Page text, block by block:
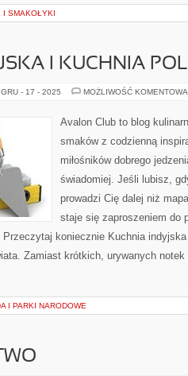
I SMAKOŁYKI
I KUCHNIA
GRU - 17 - 2025 MOŻLIWOŚĆ
Avalon Club to blog
smaków z codzienną
miłośników dobrego
świadomiej. Jeśli lubisz,
prowadzi Cię dalej niż
staje się zaproszeniem do
koniecznie Kuchnia
Zamiast krótkich, urywanych
I PARKI NARODOWE